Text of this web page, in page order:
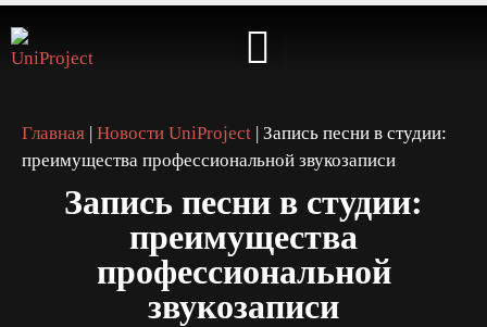
Главная | Новости UniProject | Запись песни в студии:
преимущества профессиональной звукозаписи
Запись песни в студии:
преимущества
профессиональной
звукозаписи